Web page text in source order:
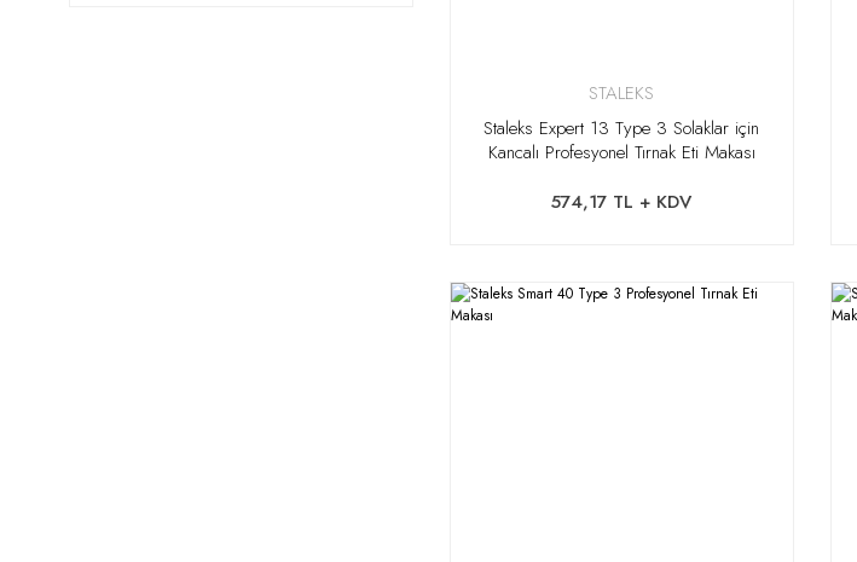
STALEKS
Staleks Expert 13 Type 3 Solaklar için
Kancalı Profesyonel Tırnak Eti Makası
574,17 TL + KDV